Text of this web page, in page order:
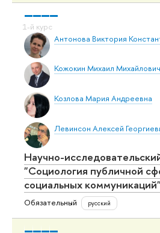
Антонова Виктория
Кожокин Михаил Михайлович
Козлова Мария Андреевна
Левинсон Алексей
Научно-
"Социология публичной
социальных коммуникаций"
Обязательный русский